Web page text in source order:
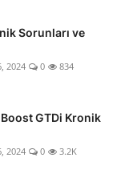
Sorunları ve
2024 0 834
GTDi Kronik
2024 0 3.2K